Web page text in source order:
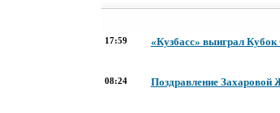
17:59 «Кузбасс» выиграл
08:24 Поздравление Захаровой